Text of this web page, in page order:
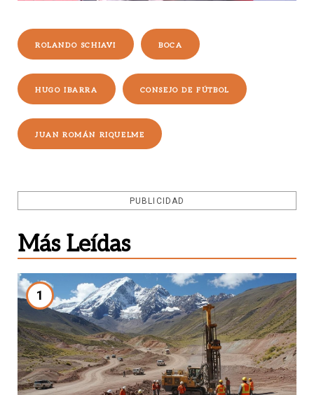
ROLANDO SCHIAVI BOCA
HUGO IBARRA CONSEJO DE FÚTBOL
JUAN ROMÁN RIQUELME
PUBLICIDAD
Más Leídas
1